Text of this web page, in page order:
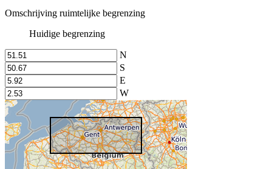
Omschrijving ruimtelijke begrenzing
Huidige begrenzing
N
S
E
W